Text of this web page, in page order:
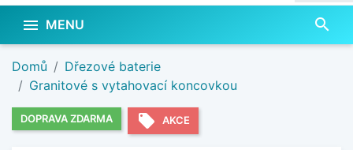
 MENU search
Domů
Dřezové baterie
Granitové s vytahovací koncovkou
DOPRAVA ZDARMA local_offer AKCE